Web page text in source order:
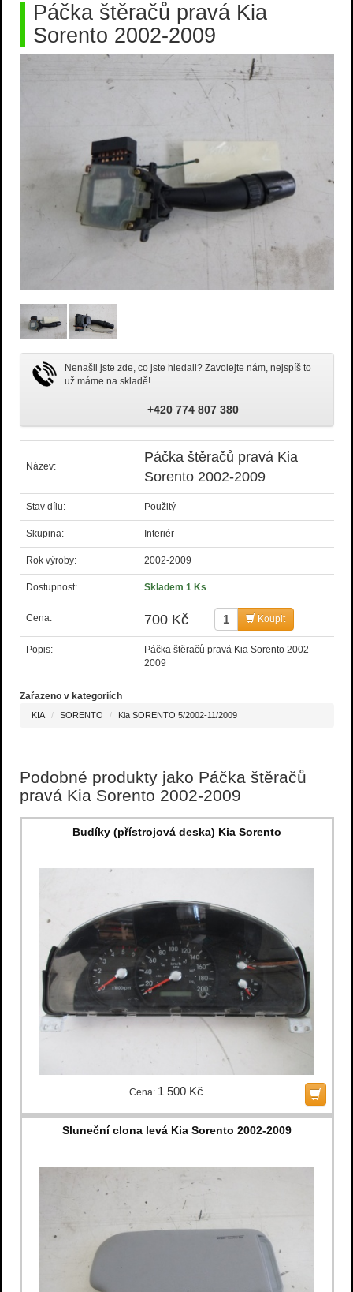
Páčka štěračů pravá Kia
Sorento 2002-2009
Nenašli jste zde, co jste hledali? Zavolejte nám, nejspíš to
už máme na skladě!
+420 774 807 380
Název:
Páčka štěračů pravá Kia
Sorento 2002-2009
Stav dílu: Použitý
Skupina: Interiér
Rok výroby: 2002-2009
Dostupnost: Skladem 1 Ks
Cena: 700 Kč Koupit
Popis:
Páčka štěračů pravá Kia Sorento 2002-
2009
Zařazeno v kategoriích
KIA SORENTO Kia SORENTO 5/2002-11/2009
Podobné produkty jako Páčka štěračů
pravá Kia Sorento 2002-2009
Budíky (přístrojová deska) Kia Sorento
Cena: 1 500 Kč
Sluneční clona levá Kia Sorento 2002-2009